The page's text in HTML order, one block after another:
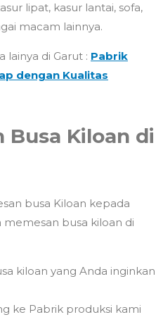
lipat, kasur lantai, sofa,
macam lainnya.
lainya di Garut : Pabrik
dengan Kualitas
Busa Kiloan di
busa Kiloan kepada
memesan busa kiloan di
kiloan yang Anda inginkan
ke Pabrik produksi kami